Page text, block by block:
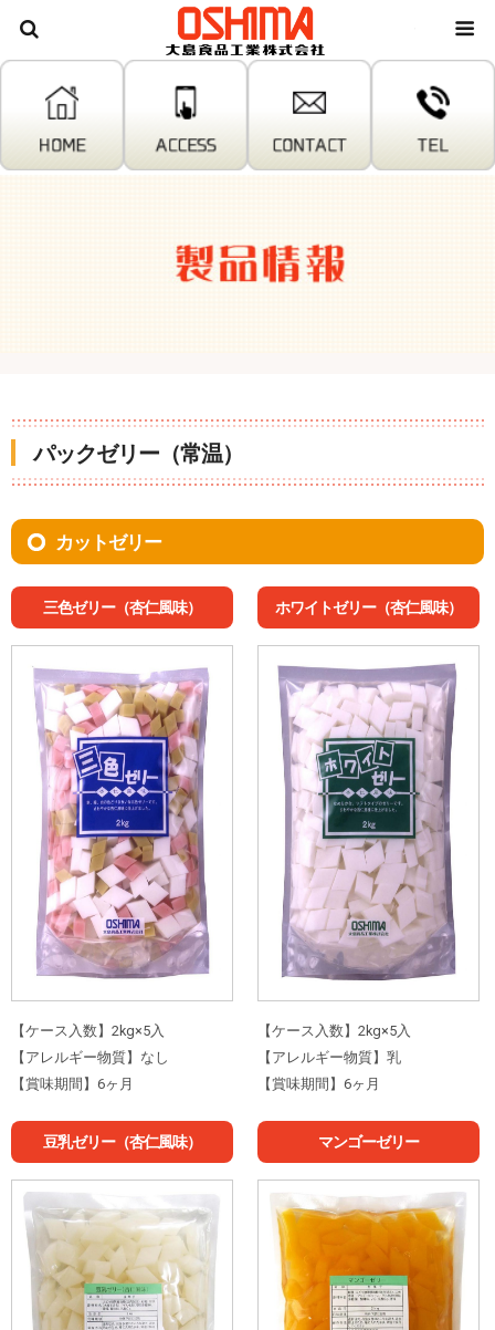
大島食
パックゼリー（常温）
カットゼリー
三色ゼリー（杏仁風味）
【ケース入数】2kg×5入
【アレルギー物質】なし
【賞味期間】6ヶ月
ホワイトゼリー（杏仁風味）
【ケース入数】2kg×5入
【アレルギー物質】乳
【賞味期間】6ヶ月
豆乳ゼリー（杏仁風味） マンゴーゼリー